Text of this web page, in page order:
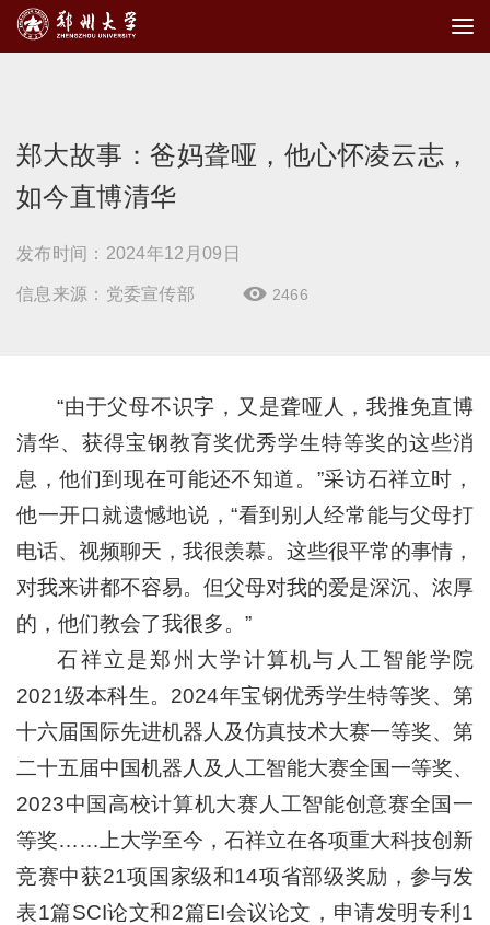
郑大故事：爸妈聋哑，他心怀凌云志，
如今直博清华
发布时间：2024年12月09日
信息来源：党委宣传部  2466
“由于父母不识字，又是聋哑人，我推免直博
清华、获得宝钢教育奖优秀学生特等奖的这些消
息，他们到现在可能还不知道。”采访石祥立时，
他一开口就遗憾地说，“看到别人经常能与父母打
电话、视频聊天，我很羡慕。这些很平常的事情，
对我来讲都不容易。但父母对我的爱是深沉、浓厚
的，他们教会了我很多。”
石祥立是郑州大学计算机与人工智能学院
2021级本科生。2024年宝钢优秀学生特等奖、第
十六届国际先进机器人及仿真技术大赛一等奖、第
二十五届中国机器人及人工智能大赛全国一等奖、
2023中国高校计算机大赛人工智能创意赛全国一
等奖……上大学至今，石祥立在各项重大科技创新
竞赛中获21项国家级和14项省部级奖励，参与发
表1篇SCI论文和2篇EI会议论文，申请发明专利1